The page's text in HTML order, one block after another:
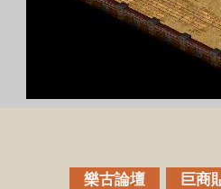
樂古論壇 巨商